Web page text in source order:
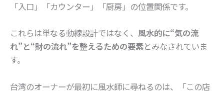
「入口」「カウンター」「厨房」の位置関係です。
これらは単なる動線設計ではなく、 風水的に“気の流
れ”と“財の流れ”を整えるための要素とみなされていま
す。
台湾のオーナーが最初に風水師に尋ねるのは、「この店